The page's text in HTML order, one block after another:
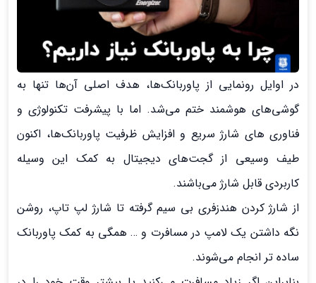
در اوایل رونمایی از پاوربانک‌ها، هدف اصلی آن‌ها تنها به
گوشی‌های هوشمند ختم می‌شد. اما با پیشرفت تکنولوژی و
فناوری های شارژ سریع و افزایش ظرفیت پاوربانک‌ها، اکنون
طیف وسیعی از گجت‌های دیجیتال به کمک این وسیله
کاربردی قابل شارژ می‌باشند.
از شارژ کردن هندزفری بی سیم گرفته تا شارژ لپ تاپ، روشن
نگه داشتن یک لامپ در مسافرت و … همگی به کمک پاوربانک
ساده تر انجام می‌شوند.